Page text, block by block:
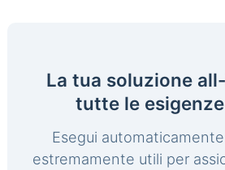
La tua soluzione
tutte le esigenze
Esegui
estremamente utili per